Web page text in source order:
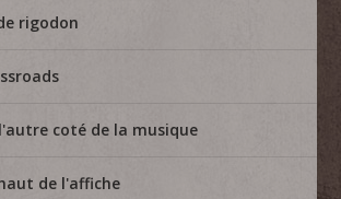
rigodon
coté de la musique
de l'affiche